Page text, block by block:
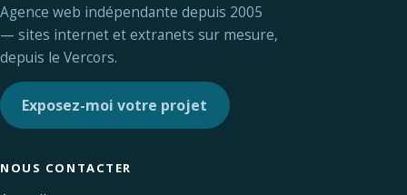
Agence web indépendante depuis 2005
— sites internet et extranets sur mesure,
depuis le Vercors.
Exposez-moi votre projet
NOUS CONTACTER